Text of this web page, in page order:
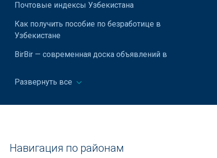
Почтовые индексы Узбекистана
Как получить пособие по безработице в
Узбекистане
BirBir — современная доска объявлений в
Оскорбления в соцсетях и наказание за них
Преимущества использования
Яшнабадский район
Развернуть все
Навигация по районам